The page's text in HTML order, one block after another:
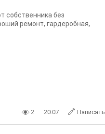
собственника без
ремонт, гардеробная,
2 20.07 Написать